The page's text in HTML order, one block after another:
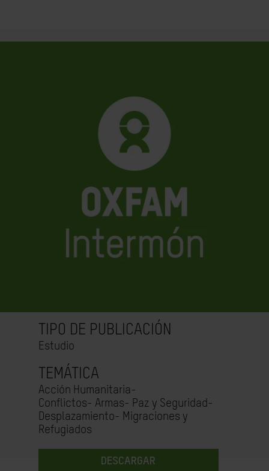
TIPO DE PUBLICACIÓN
Estudio
TEMÁTICA
Acción Humanitaria-
Conflictos- Armas- Paz y Seguridad-
Desplazamiento- Migraciones y
Refugiados
DESCARGAR